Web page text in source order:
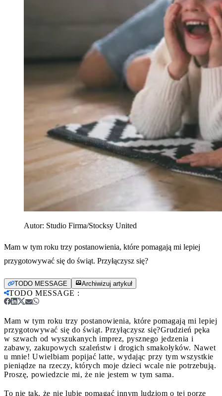
Autor: Studio Firma/Stocksy United
Mam w tym roku trzy postanowienia, które pomagają mi lepiej
przygotowywać się do świąt. Przyłączysz się?
TODO MESSAGE Archiwizuj artykuł
TODO MESSAGE :
Mam w tym roku trzy postanowienia, które pomagają mi lepiej
przygotowywać się do świąt. Przyłączysz się?Grudzień pęka
w szwach od wyszukanych imprez, pysznego jedzenia i
zabawy, zakupowych szaleństw i drogich smakołyków. Nawet
u mnie! Uwielbiam popijać latte, wydając przy tym wszystkie
pieniądze na rzeczy, których moje dzieci wcale nie potrzebują.
Proszę, powiedzcie mi, że nie jestem w tym sama.
To nie tak, że nie lubię pomagać innym ludziom o tej porze